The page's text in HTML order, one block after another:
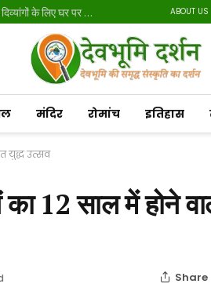
मतदाता सूची पुनरीक्षण अभियान: 20 लाख से अधिक नोटिस तामील, बुजुर्गों और दिव्यांगों के लिए घर पर होगी सुनवाई ABOUT US
मंदिर रोमांच इतिहास
युद्ध उत्सव
12 साल में होने
Share